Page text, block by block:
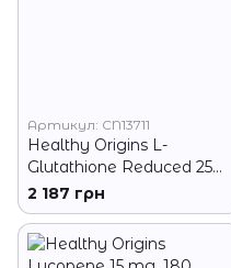
Артикул: CN13711
Healthy Origins L-
Glutathione Reduced 250
mg, 150 вегакапсул
2 187 грн